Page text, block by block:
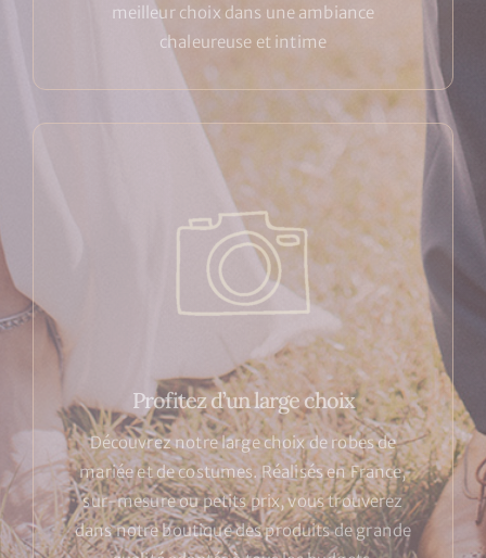
meilleur choix dans une ambiance
chaleureuse et intime
Profitez d’un large choix
Découvrez notre large choix de robes de
mariée et de costumes. Réalisés en France,
sur-mesure ou petits prix, vous trouverez
dans notre boutique des produits de grande